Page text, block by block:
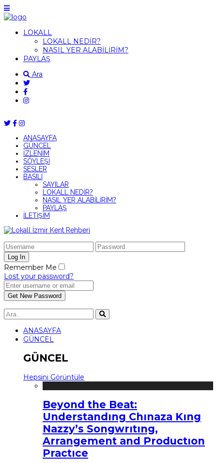
LOKALL
LOKALL NEDİR?
NASIL YER ALABİLİRİM?
PAYLAŞ
Ara
ANASAYFA
GÜNCEL
İZLENİM
SÖYLEŞİ
SESLER
BASILI
SAYILAR
LOKALL NEDİR?
NASIL YER ALABİLİRİM?
PAYLAŞ
İLETİŞİM
Remember Me
Lost your password?
ANASAYFA
GÜNCEL
GÜNCEL
Hepsini Görüntüle
Beyond the Beat:
Understandıng Chınaza Kıng
Nazzy’s Songwrıtıng,
Arrangement and Productıon
Practıce